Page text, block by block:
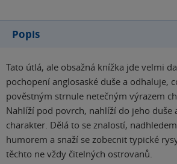
Popis
Tato útlá, ale obsažná knížka jde velmi
pochopení anglosaské duše a odhaluje,
pověstným strnule netečným výrazem
Nahlíží pod povrch, nahlíží do jeho duše
charakter. Dělá to se znalostí,
humorem a snaží se zobecnit typické
těchto ne vždy čitelných ostrovanů.